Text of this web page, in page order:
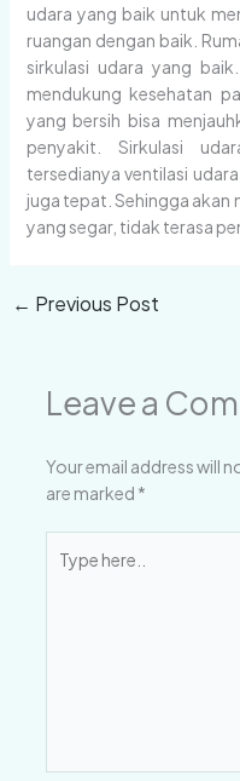
udara yang baik untuk
ruangan dengan baik.
sirkulasi udara yang
mendukung kesehatan
yang bersih bisa
penyakit. Sirkulasi
tersedianya ventilasi
juga tepat. Sehingga akan
yang segar, tidak terasa
← Previous Post
Leave a
Your email address will
are marked *
here..